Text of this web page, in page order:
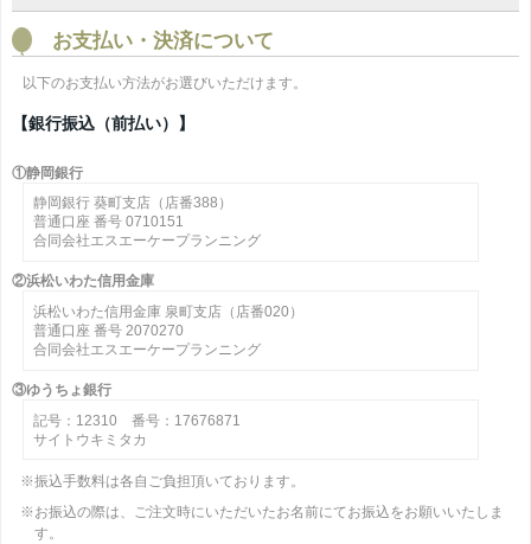
お支払い・決済について
以下のお支払い方法がお選びいただけます。
【銀行振込（前払い）】
①静岡銀行
静岡銀行 葵町支店（店番388）
普通口座 番号 0710151
合同会社エスエーケープランニング
②浜松いわた信用金庫
浜松いわた信用金庫 泉町支店（店番020）
普通口座 番号 2070270
合同会社エスエーケープランニング
③ゆうちょ銀行
記号：12310 番号：17676871
サイトウキミタカ
※振込手数料は各自ご負担頂いております。
※お振込の際は、ご注文時にいただいたお名前にてお振込をお願いいたしま
す。